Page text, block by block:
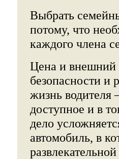
Выбрать
потому, что
каждого члена
Цена и внешний
безопасности и
жизнь водителя
доступное и в
дело
автомобиль, в